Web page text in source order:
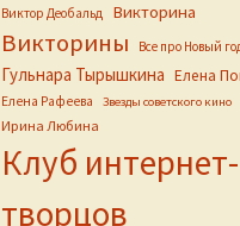
Виктор Деобальд
Викторина
Викторины Все про Новый
Гульнара Тырышкина Елена
Елена Рафеева Звезды советского кино
Ирина Любина
Клуб интернет-
творцов